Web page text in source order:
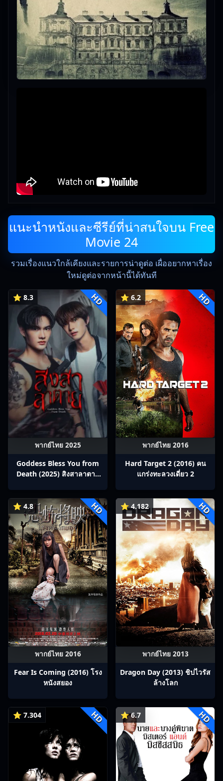
แนะนำหนังและซีรีย์ที่น่าสนใจบน Free
Movie 24
รวมเรื่องแนวใกล้เคียงและรายการน่าดูต่อ เผื่ออยากหาเรื่อง
ใหม่ดูต่อจากหน้านี้ได้ทันที
⭐ 8.3 HD
พากย์ไทย 2025
Goddess Bless You from
Death (2025) สิงสาลาตาย
⭐ 6.2 HD
พากย์ไทย 2016
Hard Target 2 (2016) คน
แกร่งทะลวงเดี่ยว 2
⭐ 4.8 HD
พากย์ไทย 2016
Fear Is Coming (2016) โรง
หนังสยอง
⭐ 4.182 HD
พากย์ไทย 2013
Dragon Day (2013) ชิปไวรัส
ล้างโลก
⭐ 7.304 HD ⭐ 6.7 HD